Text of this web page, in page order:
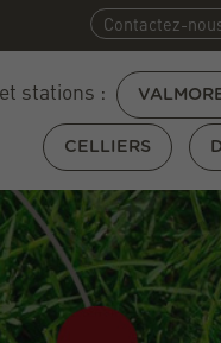
Contactez-
stations :
CELLIERS